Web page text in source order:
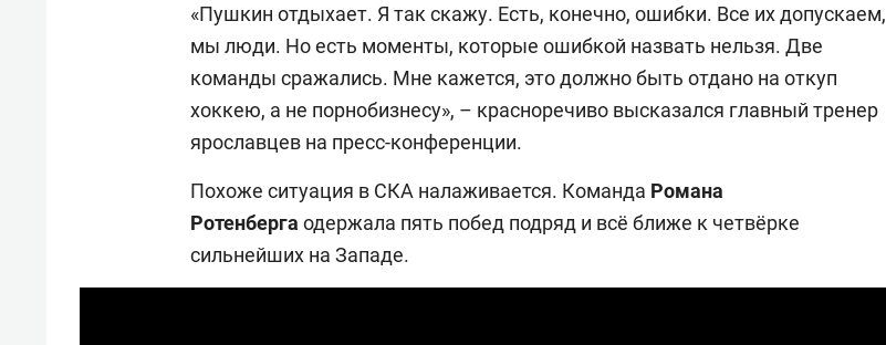
«Пушкин отдыхает. Я так скажу. Есть, конечно, ошибки. Все их допускаем,
мы люди. Но есть моменты, которые ошибкой назвать нельзя. Две
команды сражались. Мне кажется, это должно быть отдано на откуп
хоккею, а не порнобизнесу», – красноречиво высказался главный тренер
ярославцев на пресс-конференции.
Похоже ситуация в СКА налаживается. Команда Романа
Ротенберга одержала пять побед подряд и всё ближе к четвёрке
сильнейших на Западе.